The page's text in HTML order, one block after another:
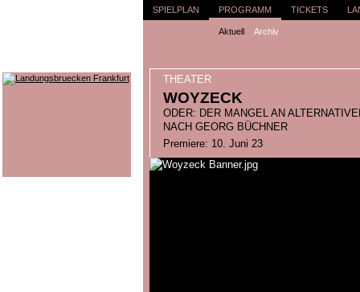
SPIELPLAN PROGRAMM
Aktuell Archiv
TICKETS
THEATER
WOYZECK
ODER: DER MANGEL AN
NACH GEORG BÜCHNER
Premiere: 10. Juni 23